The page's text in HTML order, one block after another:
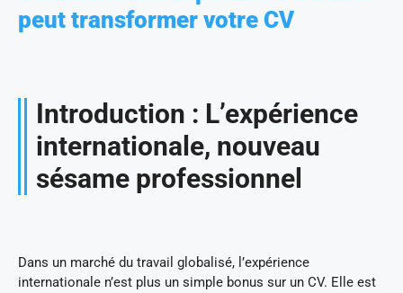
peut transformer votre CV
Introduction : L’expérience
internationale, nouveau
sésame professionnel
Dans un marché du travail globalisé, l’expérience
internationale n’est plus un simple bonus sur un CV. Elle est